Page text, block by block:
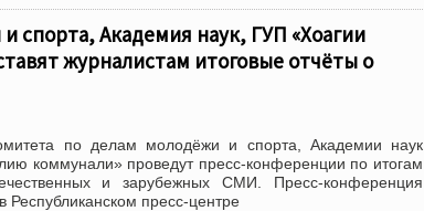
Академия наук, ГУП «Хоҷагии
журналистам итоговые отчёты о
по делам молодёжи и спорта, Академии наук
коммунали» проведут пресс-конференции по итогам
и зарубежных СМИ. Пресс-конференция
Республиканском пресс-центре